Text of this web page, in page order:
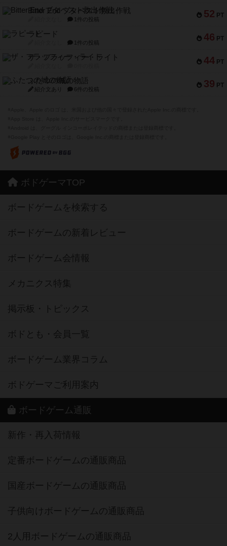
52 PT
Bitter End ブタペスト救出作戦
1件の投稿
46 PT
ラピード
1件の投稿
44 PT
ザ・フラッフィー・ライト
39 PT
ふたつの城の物語
紹介文あり 6件の投稿
ボドゲーマTOP
ボードゲームを検索する
ボードゲームの新着レビュー
ボードゲーム会情報
メカニクス特集
掲示板・トピックス
ボドとも・会員一覧
ボードゲーム業界コラム
ボドゲーマご利用案内
ボードゲーム通販
新作・再入荷情報
定番ボードゲームの通販商品
国産ボードゲームの通販商品
子供向けボードゲームの通販商品
2人用ボードゲームの通販商品